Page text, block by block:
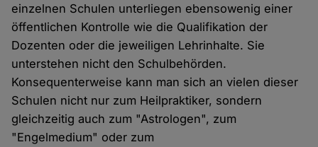
einzelnen Schulen unterliegen ebensowenig einer
öffentlichen Kontrolle wie die Qualifikation der
Dozenten oder die jeweiligen Lehrinhalte. Sie
unterstehen nicht den Schulbehörden.
Konsequenterweise kann man sich an vielen dieser
Schulen nicht nur zum Heilpraktiker, sondern
gleichzeitig auch zum "Astrologen", zum
"Engelmedium" oder zum